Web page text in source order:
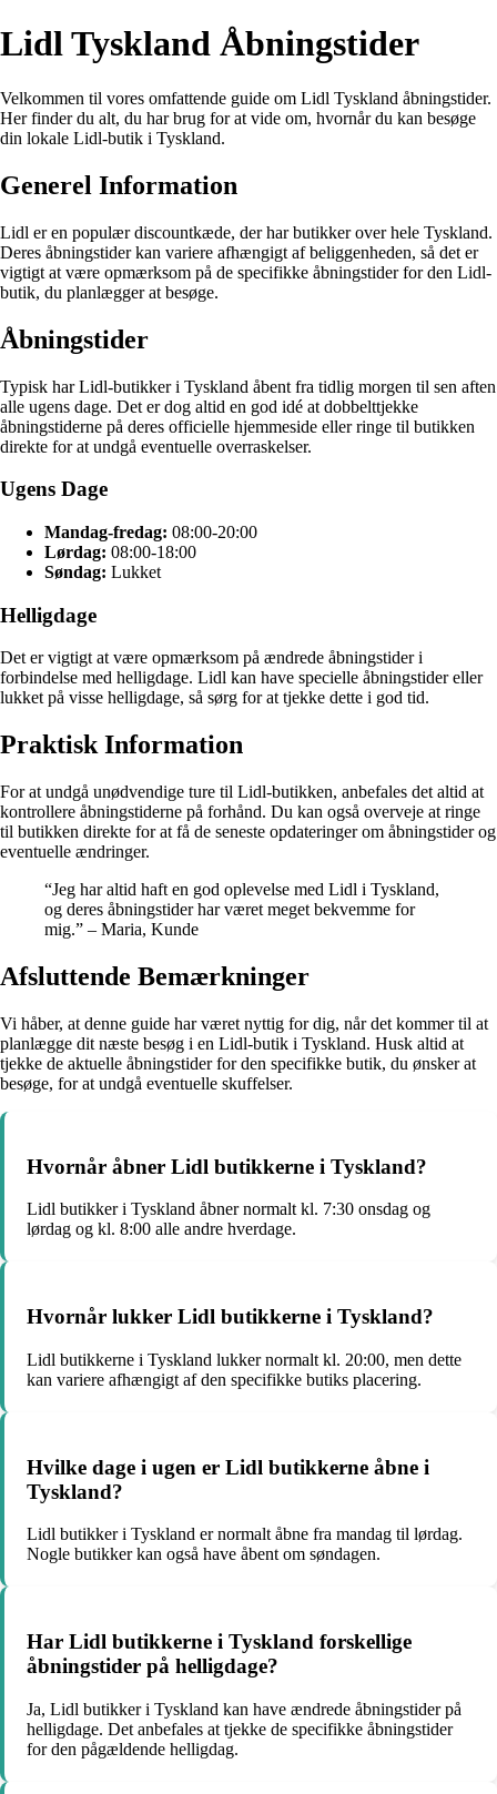
Lidl Tyskland Åbningstider
Velkommen til vores omfattende guide om Lidl Tyskland åbningstider.
Her finder du alt, du har brug for at vide om, hvornår du kan besøge
din lokale Lidl-butik i Tyskland.
Generel Information
Lidl er en populær discountkæde, der har butikker over hele Tyskland.
Deres åbningstider kan variere afhængigt af beliggenheden, så det er
vigtigt at være opmærksom på de specifikke åbningstider for den Lidl-
butik, du planlægger at besøge.
Åbningstider
Typisk har Lidl-butikker i Tyskland åbent fra tidlig morgen til sen aften
alle ugens dage. Det er dog altid en god idé at dobbelttjekke
åbningstiderne på deres officielle hjemmeside eller ringe til butikken
direkte for at undgå eventuelle overraskelser.
Ugens Dage
Mandag-fredag: 08:00-20:00
Lørdag: 08:00-18:00
Søndag: Lukket
Helligdage
Det er vigtigt at være opmærksom på ændrede åbningstider i
forbindelse med helligdage. Lidl kan have specielle åbningstider eller
lukket på visse helligdage, så sørg for at tjekke dette i god tid.
Praktisk Information
For at undgå unødvendige ture til Lidl-butikken, anbefales det altid at
kontrollere åbningstiderne på forhånd. Du kan også overveje at ringe
til butikken direkte for at få de seneste opdateringer om åbningstider og
eventuelle ændringer.
“Jeg har altid haft en god oplevelse med Lidl i Tyskland,
og deres åbningstider har været meget bekvemme for
mig.” – Maria, Kunde
Afsluttende Bemærkninger
Vi håber, at denne guide har været nyttig for dig, når det kommer til at
planlægge dit næste besøg i en Lidl-butik i Tyskland. Husk altid at
tjekke de aktuelle åbningstider for den specifikke butik, du ønsker at
besøge, for at undgå eventuelle skuffelser.
Hvornår åbner Lidl butikkerne i Tyskland?
Lidl butikker i Tyskland åbner normalt kl. 7:30 onsdag og
lørdag og kl. 8:00 alle andre hverdage.
Hvornår lukker Lidl butikkerne i Tyskland?
Lidl butikkerne i Tyskland lukker normalt kl. 20:00, men dette
kan variere afhængigt af den specifikke butiks placering.
Hvilke dage i ugen er Lidl butikkerne åbne i
Tyskland?
Lidl butikker i Tyskland er normalt åbne fra mandag til lørdag.
Nogle butikker kan også have åbent om søndagen.
Har Lidl butikkerne i Tyskland forskellige
åbningstider på helligdage?
Ja, Lidl butikker i Tyskland kan have ændrede åbningstider på
helligdage. Det anbefales at tjekke de specifikke åbningstider
for den pågældende helligdag.